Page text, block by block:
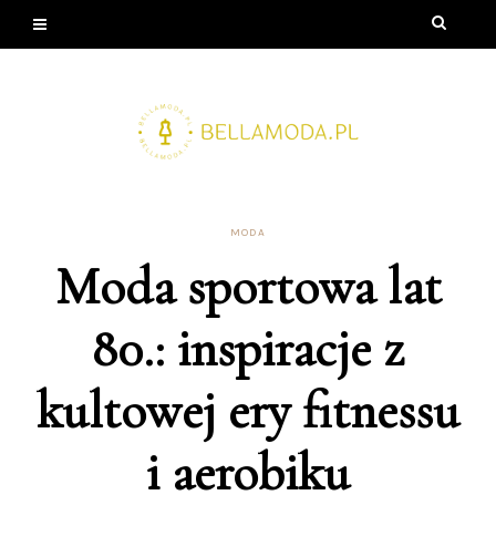
MODA
Moda sportowa lat
80.: inspiracje z
kultowej ery fitnessu
i aerobiku